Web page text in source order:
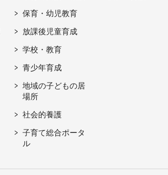
保育・幼児教育
放課後児童育成
学校・教育
青少年育成
地域の子どもの居
場所
社会的養護
子育て総合ポータ
ル